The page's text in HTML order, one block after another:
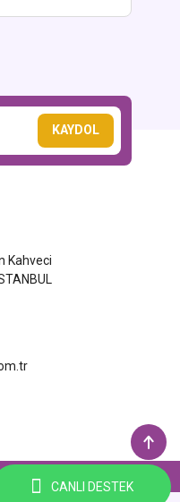
CANLI DESTEK
KAYDOL
Kahveci